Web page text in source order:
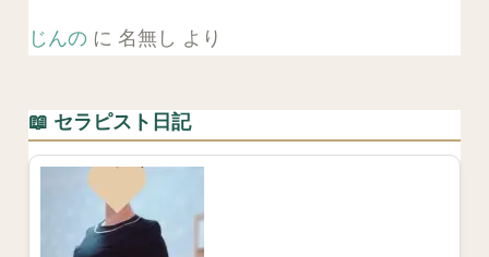
じんのに 名無し より
📖 セラピスト日記